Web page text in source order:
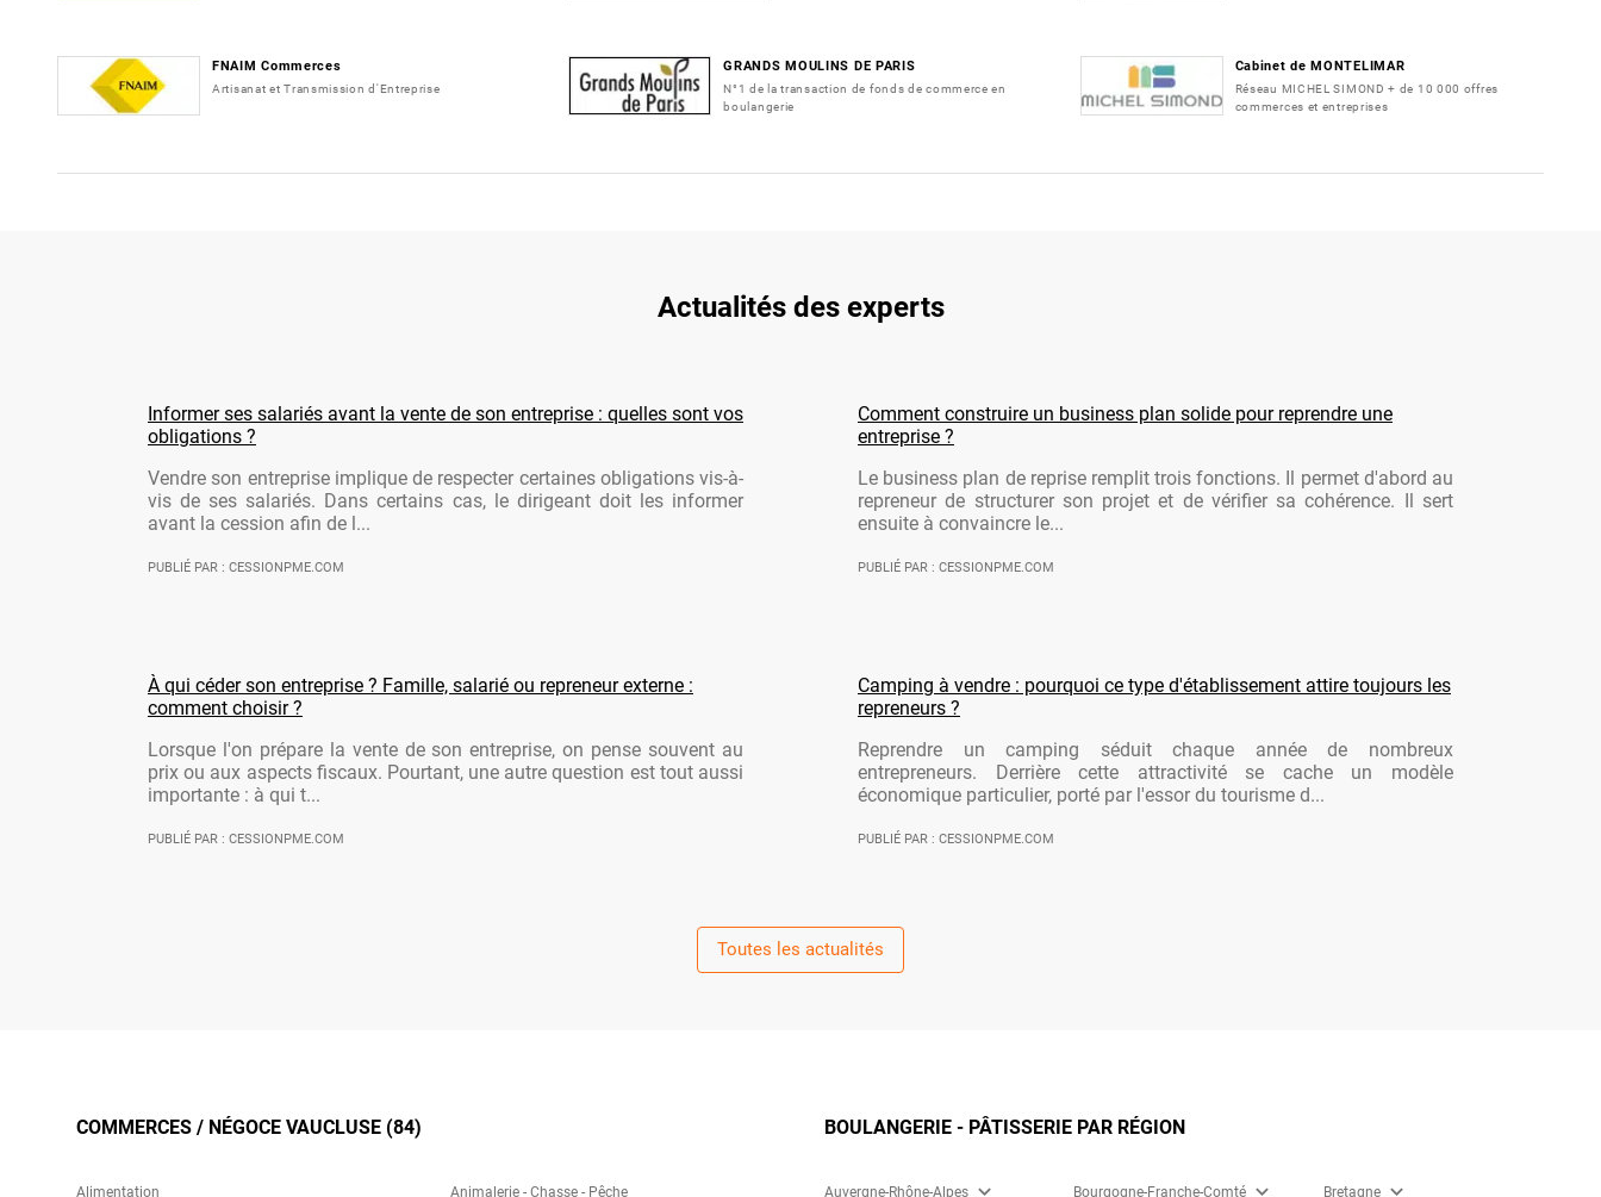
FNAIM Commerces
Artisanat et Transmission d'Entreprise
GRANDS MOULINS DE PARIS
N°1 de la transaction de fonds de commerce en
boulangerie
Cabinet de MONTELIMAR
Réseau MICHEL SIMOND + de 10 000 offres
commerces et entreprises
Actualités des experts
Informer ses salariés avant la vente de son entreprise : quelles sont vos
obligations ?
Vendre son entreprise implique de respecter certaines obligations vis-à-
vis de ses salariés. Dans certains cas, le dirigeant doit les informer
avant la cession afin de l...
PUBLIÉ PAR : CESSIONPME.COM
Comment construire un business plan solide pour reprendre une
entreprise ?
Le business plan de reprise remplit trois fonctions. Il permet d'abord au
repreneur de structurer son projet et de vérifier sa cohérence. Il sert
ensuite à convaincre le...
PUBLIÉ PAR : CESSIONPME.COM
À qui céder son entreprise ? Famille, salarié ou repreneur externe :
comment choisir ?
Lorsque l'on prépare la vente de son entreprise, on pense souvent au
prix ou aux aspects fiscaux. Pourtant, une autre question est tout aussi
importante : à qui t...
PUBLIÉ PAR : CESSIONPME.COM
Camping à vendre : pourquoi ce type d'établissement attire toujours les
repreneurs ?
Reprendre un camping séduit chaque année de nombreux
entrepreneurs. Derrière cette attractivité se cache un modèle
économique particulier, porté par l'essor du tourisme d...
PUBLIÉ PAR : CESSIONPME.COM
Toutes les actualités
COMMERCES / NÉGOCE VAUCLUSE (84)
Alimentation
Animalerie - Chasse - Pêche
BOULANGERIE - PÂTISSERIE PAR RÉGION
Auvergne-Rhône-Alpes expand_more Bourgogne-Franche-Comté expand_more Bretagne expand_more